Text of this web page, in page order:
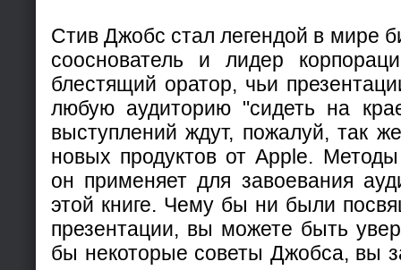
Стив Джобс стал легендой в мире
сооснователь и лидер
блестящий оратор, чьи
любую аудиторию "сидеть на
выступлений ждут, пожалуй, так
новых продуктов от Apple.
он применяет для завоевания
этой книге. Чему бы ни были
презентации, вы можете быть
бы некоторые советы Джобса, вы